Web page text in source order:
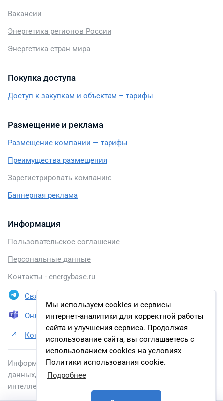
Мы используем cookies и сервисы
интернет-аналитики для корректной работы
сайта и улучшения сервиса. Продолжая
использование сайта, вы соглашаетесь с
использованием cookies на условиях
Политики использования cookie.
Подробнее
Вакансии
Энергетика регионов России
Энергетика стран мира
Покупка доступа
Доступ к закупкам и объектам – тарифы
Размещение и реклама
Размещение компании — тарифы
Преимущества размещения
Зарегистрировать компанию
Баннерная реклама
Информация
Пользовательское соглашение
Персональные данные
Контакты - energybase.ru
Связаться в Telegram
Онлайн презентация
Контакты АО «РАДИУС Автоматика»
Информация, размещенная на сайте, включена в базу
данных, зарегистрированную в Федеральной службе по
интеллектуальной собственности.